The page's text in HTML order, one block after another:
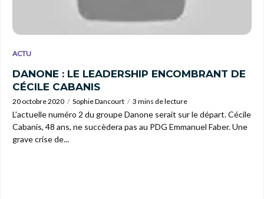
ACTU
DANONE : LE LEADERSHIP ENCOMBRANT DE
CÉCILE CABANIS
20 octobre 2020 Sophie Dancourt 3 mins de lecture
L’actuelle numéro 2 du groupe Danone serait sur le départ. Cécile
Cabanis, 48 ans, ne succèdera pas au PDG Emmanuel Faber. Une
grave crise de...